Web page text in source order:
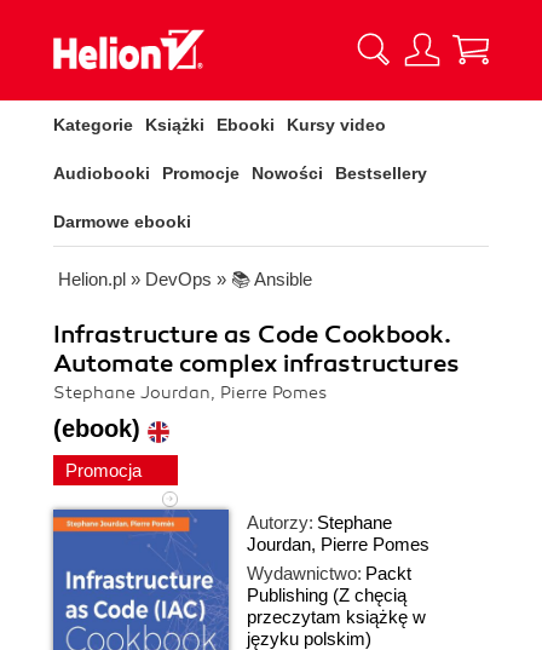
Kategorie Książki Ebooki Kursy video
Audiobooki Promocje Nowości Bestsellery
Darmowe ebooki
Helion.pl » DevOps » 📚 Ansible
Infrastructure as Code Cookbook.
Automate complex infrastructures
Stephane Jourdan, Pierre Pomes
(ebook)
Promocja
Autorzy: Stephane
Jourdan, Pierre Pomes
Wydawnictwo: Packt
Publishing (Z chęcią
przeczytam książkę w
języku polskim)